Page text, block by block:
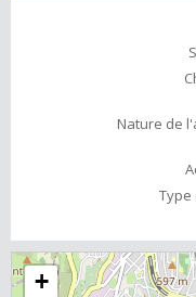
Nature de
Type
+